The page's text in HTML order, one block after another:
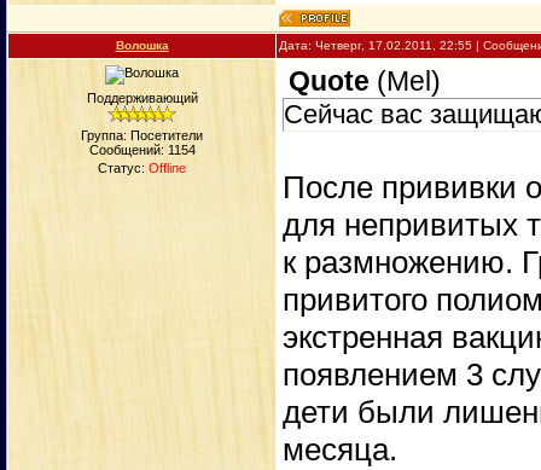
Вoлошка Дата: Четверг, 17.02.2011, 22:55 |
Поддерживающий
Группа: Посетители
Сообщений: 1154
Статус: Offline
Quote (Mel )
Сейчас вас
После прививки
для непривитых
к размножению.
привитого
экстренная
появлением 3
дети были
месяца.